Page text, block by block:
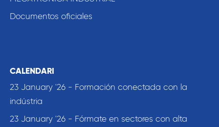
Documentos oficiales
CALENDARI
23 January '26 - Formación conectada con la
indústria
23 January '26 - Fórmate en sectores con alta